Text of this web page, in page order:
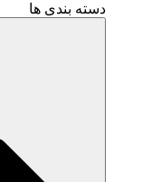
دسته بندی ها